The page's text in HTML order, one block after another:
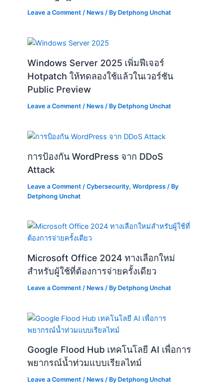
Leave a Comment / News / By Detphong Unchat
Windows Server 2025 เพิ่มฟีเจอร์
Hotpatch ให้ทดลองใช้แล้วในเวอร์ชัน
Public Preview
Leave a Comment / News / By Detphong Unchat
การป้องกัน WordPress จาก DDoS
Attack
Leave a Comment /Cybersecurity,Wordpress / By
Detphong Unchat
Microsoft Office 2024 ทางเลือกใหม่
สำหรับผู้ใช้ที่ต้องการจ่ายครั้งเดียว
Leave a Comment / News / By Detphong Unchat
Google Flood Hub เทคโนโลยี AI เพื่อการ
พยากรณ์น้ำท่วมแบบเรียลไทม์
Leave a Comment / News / By Detphong Unchat